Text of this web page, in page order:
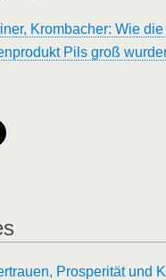
Krombacher: Wie
Pils groß
Prosperität und